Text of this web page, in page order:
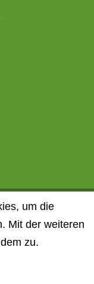
Region. Für
günstig online
um die
Mit der weiteren
zu.